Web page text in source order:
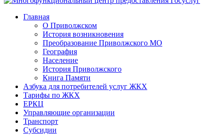
Главная
О Приволжском
История возникновения
Преобразование Приволжского МО
География
Население
История Приволжского
Книга Памяти
Азбука для потребителей услуг ЖКХ
Тарифы по ЖКХ
ЕРКЦ
Управляющие организации
Транспорт
Субсидии